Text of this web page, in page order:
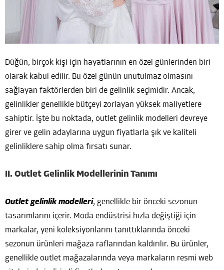
Düğün, birçok kişi için hayatlarının en özel günlerinden biri
olarak kabul edilir. Bu özel günün unutulmaz olmasını
sağlayan faktörlerden biri de gelinlik seçimidir. Ancak,
gelinlikler genellikle bütçeyi zorlayan yüksek maliyetlere
sahiptir. İşte bu noktada, outlet gelinlik modelleri devreye
girer ve gelin adaylarına uygun fiyatlarla şık ve kaliteli
gelinliklere sahip olma fırsatı sunar.
II. Outlet Gelinlik Modellerinin Tanımı
Outlet gelinlik modelleri, genellikle bir önceki sezonun
tasarımlarını içerir. Moda endüstrisi hızla değiştiği için
markalar, yeni koleksiyonlarını tanıttıklarında önceki
sezonun ürünleri mağaza raflarından kaldırılır. Bu ürünler,
genellikle outlet mağazalarında veya markaların resmi web